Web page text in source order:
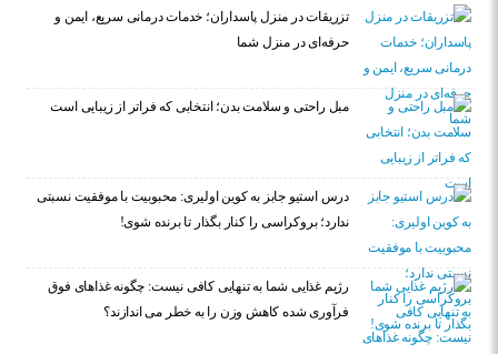
تزریقات در منزل پاسداران؛ خدمات درمانی سریع، ایمن و
حرفه‌ای در منزل شما
مبل راحتی و سلامت بدن؛ انتخابی که فراتر از زیبایی است
درس استیو جابز به کوین اولیری: محبوبیت با موفقیت نسبتی
ندارد؛ بروکراسی را کنار بگذار تا برنده شوی!
رژیم غذایی شما به تنهایی کافی نیست: چگونه غذاهای فوق
فرآوری شده کاهش وزن را به خطر می اندازند؟